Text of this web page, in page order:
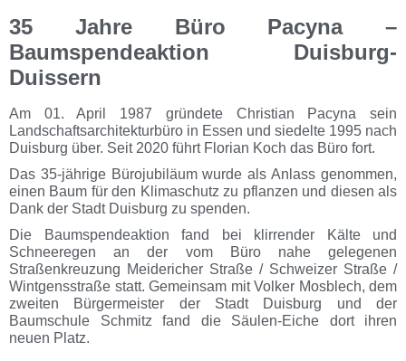
35 Jahre Büro Pacyna–
Baumspendeaktion Duisburg-
Duissern
Am 01. April 1987 gründete Christian Pacyna sein
Landschaftsarchitekturbüro in Essen und siedelte 1995 nach
Duisburg über. Seit 2020 führt Florian Koch das Büro fort.
Das 35-jährige Bürojubiläum wurde als Anlass genommen,
einen Baum für den Klimaschutz zu pflanzen und diesen als
Dank der Stadt Duisburg zu spenden.
Die Baumspendeaktion fand bei klirrender Kälte und
Schneeregen an der vom Büro nahe gelegenen
Straßenkreuzung Meidericher Straße / Schweizer Straße /
Wintgensstraße statt. Gemeinsam mit Volker Mosblech, dem
zweiten Bürgermeister der Stadt Duisburg und der
Baumschule Schmitz fand die Säulen-Eiche dort ihren
neuen Platz.